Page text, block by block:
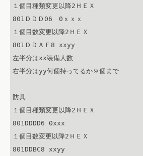
１個目種類変更以降2ＨＥＸ
801ＤＤＤ06　0ｘｘｘ
１個目数変更以降2ＨＥＸ
801ＤＤＡＦ8 xxyy
左半分はxx装備人数
右半分はyy何個持ってるか９個まで
防具
１個目種類変更以降2ＨＥＸ
801DDDD6 0xxx
１個目数変更以降2ＨＥＸ
801DDBC8 xxyy